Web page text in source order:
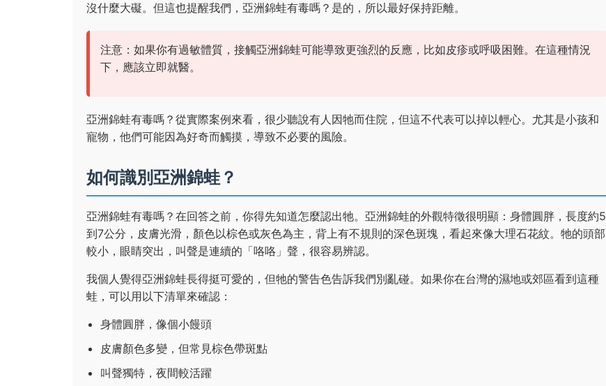
沒什麼大礙。但這也提醒我們，亞洲錦蛙有毒嗎？是的，所以最好保持距離。
注意：如果你有過敏體質，接觸亞洲錦蛙可能導致更強烈的反應，比如皮疹或呼吸困難。在這種情況
下，應該立即就醫。
亞洲錦蛙有毒嗎？從實際案例來看，很少聽說有人因牠而住院，但這不代表可以掉以輕心。尤其是小孩和
寵物，他們可能因為好奇而觸摸，導致不必要的風險。
如何識別亞洲錦蛙？
亞洲錦蛙有毒嗎？在回答之前，你得先知道怎麼認出牠。亞洲錦蛙的外觀特徵很明顯：身體圓胖，長度約5
到7公分，皮膚光滑，顏色以棕色或灰色為主，背上有不規則的深色斑塊，看起來像大理石花紋。牠的頭部
較小，眼睛突出，叫聲是連續的「咯咯」聲，很容易辨認。
我個人覺得亞洲錦蛙長得挺可愛的，但牠的警告色告訴我們別亂碰。如果你在台灣的濕地或郊區看到這種
蛙，可以用以下清單來確認：
身體圓胖，像個小饅頭
皮膚顏色多變，但常見棕色帶斑點
叫聲獨特，夜間較活躍